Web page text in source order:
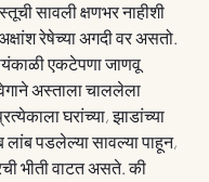
सावली क्षणभर नाहीशी
रेषेच्या अगदी वर असतो.
एकटेपणा जाणवू
वेगाने अस्ताला चाललेला
घरांच्या, झाडांच्या
पडलेल्या सावल्या पाहून,
भीती वाटत असते. की